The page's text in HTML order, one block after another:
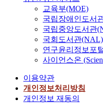
교육부(MOE)
국립장애인도서
국립중앙도서관
국회도서관(NAL)
연구윤리정보포
사이언스온
이용약관
개인정보처리방침
개인정보 재동의